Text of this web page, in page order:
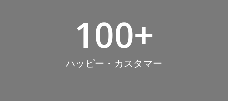
ハッピー・カスタマー
100+